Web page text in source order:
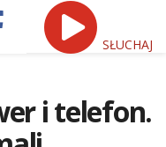
SŁUCHAJ
i telefon.